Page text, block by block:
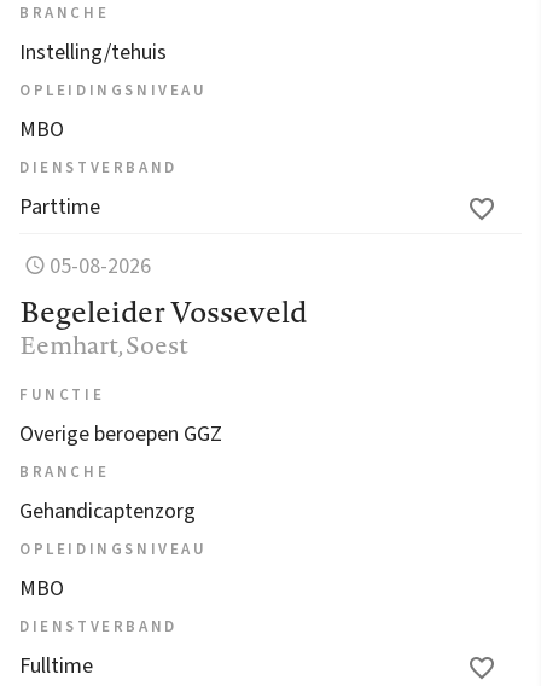
BRANCHE
Instelling/tehuis
OPLEIDINGSNIVEAU
MBO
DIENSTVERBAND
Parttime
05-08-2026
Begeleider Vosseveld
Eemhart, Soest
FUNCTIE
Overige beroepen GGZ
BRANCHE
Gehandicaptenzorg
OPLEIDINGSNIVEAU
MBO
DIENSTVERBAND
Fulltime